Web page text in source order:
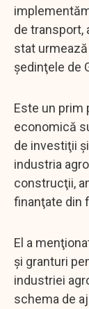
de transport,
stat
şedinţele de
Este un prim
economică
de investiţii
industria
construcţii,
finanţate din
El a
şi granturi
industriei
schema de